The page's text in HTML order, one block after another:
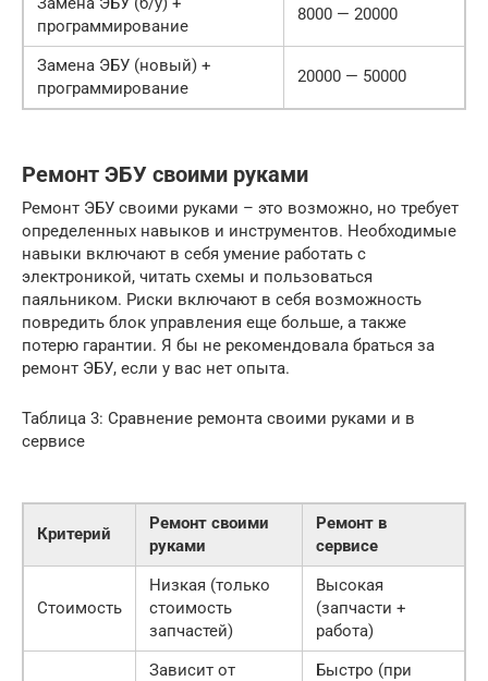
программирование
8000 — 20000
Замена ЭБУ (новый) +
программирование
20000 — 50000
Ремонт ЭБУ своими руками
Ремонт ЭБУ своими руками – это возможно, но требует
определенных навыков и инструментов. Необходимые
навыки включают в себя умение работать с
электроникой, читать схемы и пользоваться
паяльником. Риски включают в себя возможность
повредить блок управления еще больше, а также
потерю гарантии. Я бы не рекомендовала браться за
ремонт ЭБУ, если у вас нет опыта.
Таблица 3: Сравнение ремонта своими руками и в
сервисе
Критерий
Ремонт своими
руками
Ремонт в
сервисе
Стоимость
Низкая (только
стоимость
запчастей)
Высокая
(запчасти +
работа)
Зависит от
Быстро (при